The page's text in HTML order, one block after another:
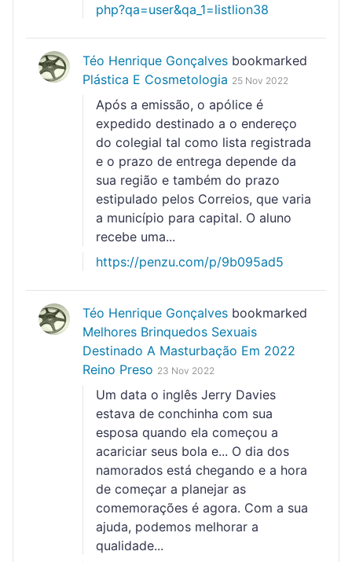
php?qa=user&qa_1=listlion38
Téo Henrique Gonçalves bookmarked
Plástica E Cosmetologia 25 Nov 2022
Após a emissão, o apólice é
expedido destinado a o endereço
do colegial tal como lista registrada
e o prazo de entrega depende da
sua região e também do prazo
estipulado pelos Correios, que varia
a município para capital. O aluno
recebe uma...
https://penzu.com/p/9b095ad5
Téo Henrique Gonçalves bookmarked
Melhores Brinquedos Sexuais
Destinado A Masturbação Em 2022
Reino Preso 23 Nov 2022
Um data o inglês Jerry Davies
estava de conchinha com sua
esposa quando ela começou a
acariciar seus bola e... O dia dos
namorados está chegando e a hora
de começar a planejar as
comemorações é agora. Com a sua
ajuda, podemos melhorar a
qualidade...